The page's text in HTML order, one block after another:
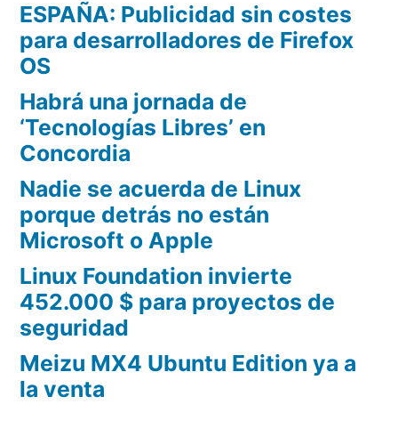
ESPAÑA: Publicidad sin costes
para desarrolladores de Firefox
OS
Habrá una jornada de
‘Tecnologías Libres’ en
Concordia
Nadie se acuerda de Linux
porque detrás no están
Microsoft o Apple
Linux Foundation invierte
452.000 $ para proyectos de
seguridad
Meizu MX4 Ubuntu Edition ya a
la venta